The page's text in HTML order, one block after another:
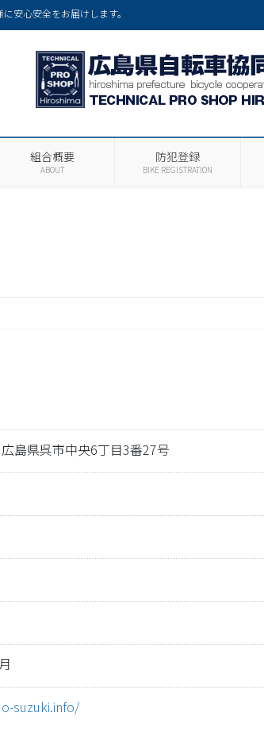
安心安全をお届けします。
組合概要
ABOUT
防犯登録
BIKE REGISTRATION
島県呉市中央6丁目3番27号
suzuki.info/